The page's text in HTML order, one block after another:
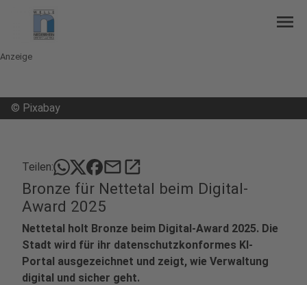
menu
Anzeige
© Pixabay
Teilen: mailopen_in_new
Bronze für Nettetal beim Digital-
Award 2025
Nettetal holt Bronze beim Digital-Award 2025. Die
Stadt wird für ihr datenschutzkonformes KI-
Portal ausgezeichnet und zeigt, wie Verwaltung
digital und sicher geht.